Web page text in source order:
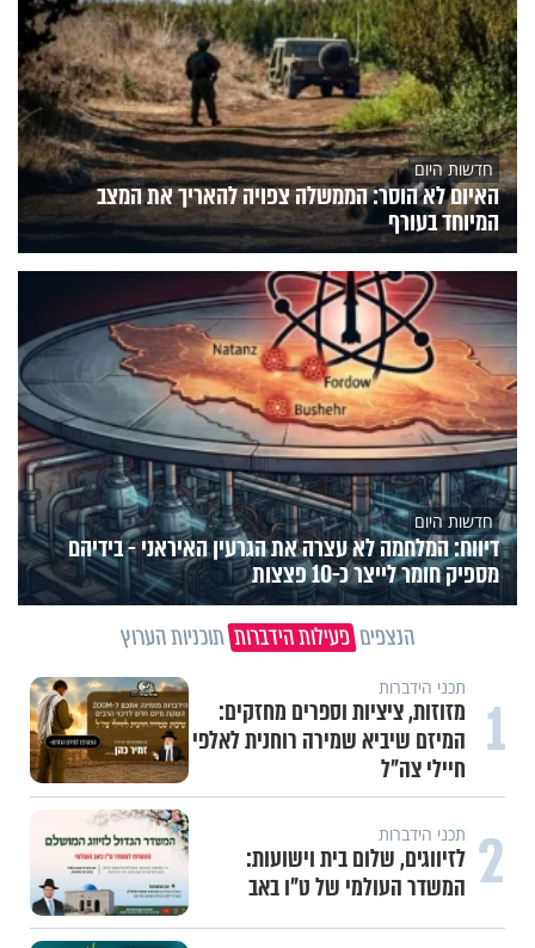
חדשות היום
האיום לא הוסר: הממשלה צפויה להאריך את המצב
המיוחד בעורף
חדשות היום
דיווח: המלחמה לא עצרה את הגרעין האיראני - בידיהם
מספיק חומר לייצר כ-10 פצצות
הנצפים פעילות הידברות תוכניות הערוץ
1 תכני הידברות
מזוזות, ציציות וספרים מחזקים:
המיזם שיביא שמירה רוחנית לאלפי
חיילי צה"ל
2 תכני הידברות
לזיווגים, שלום בית וישועות:
המשדר העולמי של ט"ו באב